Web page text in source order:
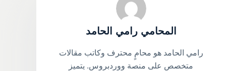
المحامي رامي الحامد
رامي الحامد هو محامٍ محترف وكاتب مقالات
متخصص على منصة ووردبروس. يتميز